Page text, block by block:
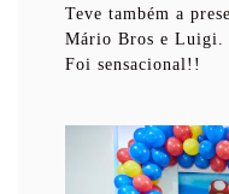
Teve também a
Mário Bros e Luigi.
Foi sensacional!!